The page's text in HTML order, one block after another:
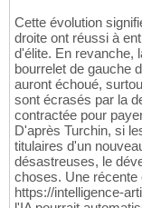
Cette évolution
droite ont réussi à
d'élite. En revanche,
bourrelet de gauche
auront échoué,
sont écrasés par la
contractée pour
D'après Turchin, si
titulaires d'un
désastreuses, le
choses. Une récente
https://intelligence-